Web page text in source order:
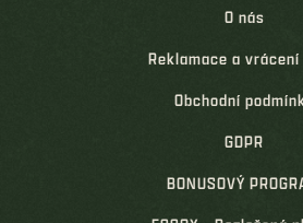
O nás
Reklamace a vrácení
Obchodní
GDPR
BONUSOVÝ